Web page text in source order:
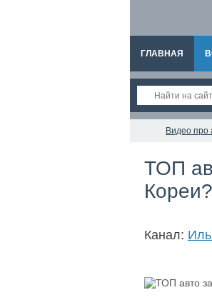
ГЛАВНАЯ
Видео про
ТОП
Кореи?
Канал: